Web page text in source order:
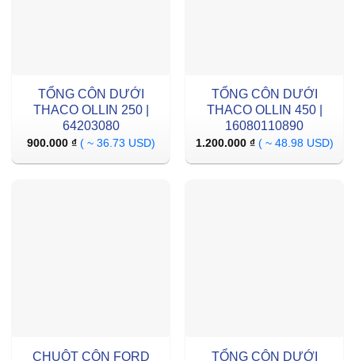
TỔNG CÔN DƯỚI
THACO OLLIN 250 |
64203080
900.000 ₫ ( ~ 36.73 USD)
TỔNG CÔN DƯỚI
THACO OLLIN 450 |
16080110890
1.200.000 ₫ ( ~ 48.98 USD)
CHUỘT CÔN FORD
TỔNG CÔN DƯỚI